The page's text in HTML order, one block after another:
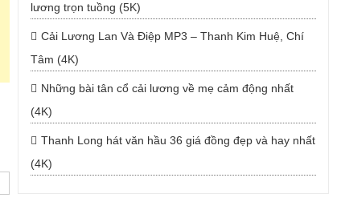
lương trọn tuồng (5K)
Cải Lương Lan Và Điệp MP3 – Thanh Kim Huệ, Chí
Tâm (4K)
Những bài tân cổ cải lương về mẹ cảm động nhất
(4K)
Thanh Long hát văn hầu 36 giá đồng đẹp và hay nhất
(4K)